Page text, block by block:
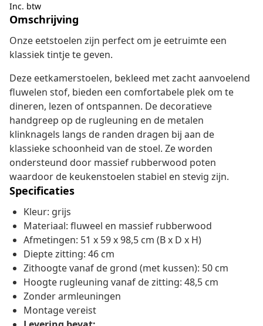
Inc. btw
Omschrijving
Onze eetstoelen zijn perfect om je eetruimte een
klassiek tintje te geven.
Deze eetkamerstoelen, bekleed met zacht aanvoelend
fluwelen stof, bieden een comfortabele plek om te
dineren, lezen of ontspannen. De decoratieve
handgreep op de rugleuning en de metalen
klinknagels langs de randen dragen bij aan de
klassieke schoonheid van de stoel. Ze worden
ondersteund door massief rubberwood poten
waardoor de keukenstoelen stabiel en stevig zijn.
Specificaties
Kleur: grijs
Materiaal: fluweel en massief rubberwood
Afmetingen: 51 x 59 x 98,5 cm (B x D x H)
Diepte zitting: 46 cm
Zithoogte vanaf de grond (met kussen): 50 cm
Hoogte rugleuning vanaf de zitting: 48,5 cm
Zonder armleuningen
Montage vereist